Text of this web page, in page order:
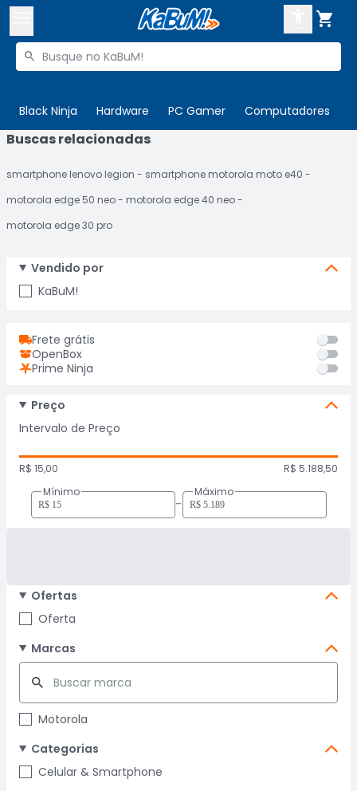

Buscar produtos

Black Ninja Hardware PC Gamer Computadores

 Departamentos
Cupons
 Ativar tradutor em libras
ENTRE
CADASTRE-SE
Buscas relacionadas
smartphone lenovo legion
smartphone motorola moto e40
motorola edge 50 neo
motorola edge 40 neo
motorola edge 30 pro
Vendido por
KaBuM!
Frete grátis
OpenBox
Prime Ninja
Preço
Intervalo de Preço
R$ 15,00
R$ 5.188,50
Mínimo
-
Máximo
Ofertas
Oferta
Marcas
Motorola
Categorias
Celular & Smartphone